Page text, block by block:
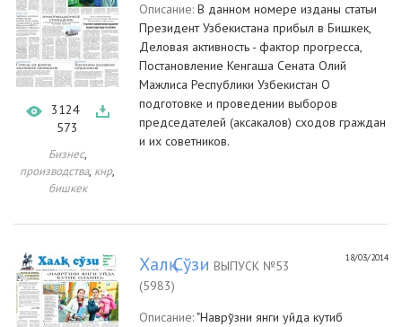
3124
573
Бизнес,
производства, кнр,
бишкек
Описание: В данном номере изданы статьи
Президент Узбекистана прибыл в Бишкек,
Деловая активность - фактор прогресса,
Постановление Кенгаша Сената Олий
Мажлиса Республики Узбекистан О
подготовке и проведении выборов
председателей (аксакалов) сходов граждан
и их советников.
18/03/2014
Халқ Сўзи ВЫПУСК №53
(5983)
Описание: "Наврўзни янги уйда кутиб